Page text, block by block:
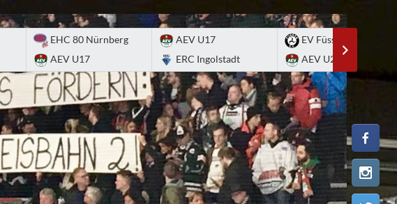
EHC 80 Nürnberg
AEV U17
AEV U17
ERC Ingolstadt
EV Füssen
AEV U20